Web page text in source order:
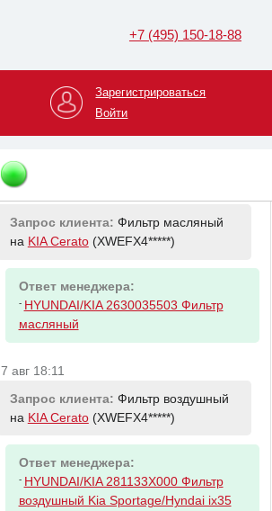
+7 (495) 150-18-88
Зарегистрироваться
Войти
Жидкость ГУР на
ниссан алмера классик 2008 года 1
Ответ менеджера:
Запрос клиента: Фильтр масляный
на KIA Cerato(XWEFX4*****)
Ответ менеджера:
- HYUNDAI/KIA 2630035503 Фильтр
масляный
7 авг 18:11
Запрос клиента: Фильтр воздушный
на KIA Cerato(XWEFX4*****)
Ответ менеджера:
- HYUNDAI/KIA 281133X000 Фильтр
воздушный Kia Sportage/Hyndai ix35